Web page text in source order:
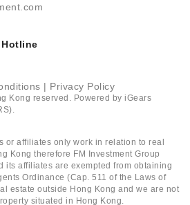
| Privacy Policy
Kong reserved. Powered by iGears
.
or affiliates only work in relation to real
Kong therefore FM Investment Group
its affiliates are exempted from obtaining
Ordinance (Cap. 511 of the Laws of
estate outside Hong Kong and we are not
situated in Hong Kong.